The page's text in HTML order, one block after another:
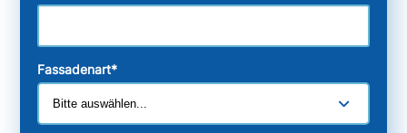
Fassadenart*